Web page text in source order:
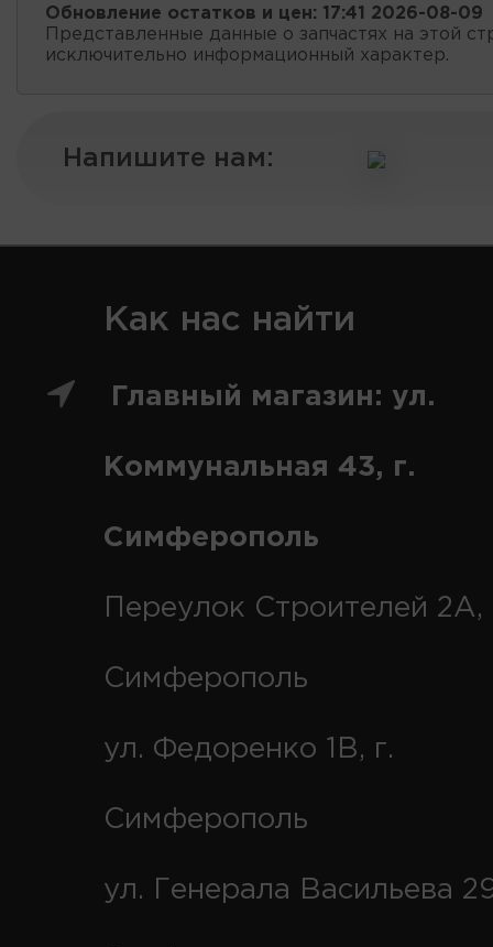
Обновление остатков и цен: 17:41 2026-08-09
Представленные данные о запчастях на этой
исключительно информационный характер.
Напишите нам:
Как нас найти
Главный магазин: ул.
Коммунальная 43, г.
Симферополь
Переулок Строителей 2А,
Симферополь
ул. Федоренко 1В, г.
Симферополь
ул. Генерала Васильева